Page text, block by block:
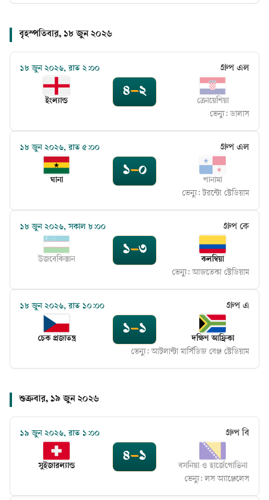
বৃহস্পতিবার, ১৮ জুন ২০২৬
১৮ জুন ২০২৬, রাত ২:০০ গ্রুপ এল
ইংল্যান্ড
৪–২
ক্রোয়েশিয়া
ভেন্যু: ডালাস
১৮ জুন ২০২৬, রাত ৫:০০ গ্রুপ এল
ঘানা
১–০
পানামা
ভেন্যু:টরন্টো স্টেডিয়াম
১৮ জুন ২০২৬, সকাল ৮:০০ গ্রুপ কে
উজবেকিস্তান
১–৩
কলম্বিয়া
ভেন্যু:আজতেকা স্টেডিয়াম
১৮ জুন ২০২৬, রাত ১০:০০ গ্রুপ এ
চেক প্রজাতন্ত্র
১–১
দক্ষিণ আফ্রিকা
ভেন্যু:আটলান্টা মার্সিডিজ বেঞ্জ স্টেডিয়াম
শুক্রবার, ১৯ জুন ২০২৬
১৯ জুন ২০২৬, রাত ১:০০ গ্রুপ বি
সুইজারল্যান্ড
৪–১
বসনিয়া ও হার্জেগোভিনা
ভেন্যু:লস অ্যাঞ্জেলেস